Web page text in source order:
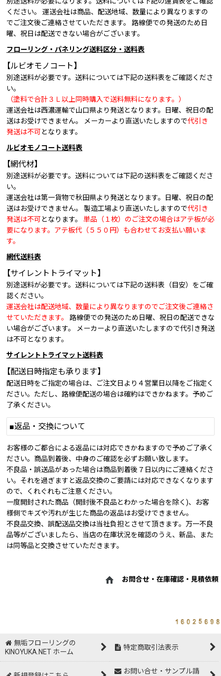
ください。 運送会社は商品、配送地域、数量により異なりますの
でご注文後ご連絡させていただきます。 路線便での発送のため日
曜、祝日は配送できない場合がございます。
フローリング・パネリング送料区分・送料表
【ルビオモノコート】
別途送料が必要です。送料については下記の送料表をご確認くださ
い。
（塗料で合計３Ｌ以上同時購入で送料無料になります。）
運送会社は西濃運輸で山口県より発送となります。日曜、祝日の配
送はお受けできません。 メーカーより直送いたしますので代引き
発送は不可となります。
ルビオモノコート送料表
【網代材】
別途送料が必要です。送料については下記の送料表をご確認くださ
い。
運送会社は第一貨物で秋田県より発送となります。日曜、祝日の配
送はお受けできません。 製造工場より直送いたしますので代引き
発送は不可となります。 単品（１枚）のご注文の場合はアテ板が必
要になります。アテ板代（５５０円）も合わせてお支払い願いま
す。
網代送料表
【サイレントトライマット】
別途送料が必要です。送料については下記の送料表（目安）をご確
認ください。
運送会社は配送地域、数量により異なりますのでご注文後ご連絡さ
せていただきます。
路線便での発送のため日曜、祝日の配送できな
い場合がございます。 メーカーより直送いたしますので代引き発送
は不可となります。
サイレントトライマット送料表
【配送日時指定も承ります】
配送日時をご指定の場合は、ご注文日より４営業日以降をご指定く
ださい。ただし、路線便配送の場合は確約はできかねます。予めご
了承ください。
■返品・交換について
お客様のご都合による返品には対応できかねますので予めご了承く
ださい。商品到着後、中身のご確認を必ずお願い致します。
不良品・誤送品があった場合は商品到着後７日以内にご連絡くださ
い。それを過ぎますと返品交換のご要請には対応できなくなります
ので、くれぐれもご注意ください。
一度開封された商品（開封後不良品とわかった場合を除く)、お客
様側でキズや汚れが生じた商品の返品はお受けできません。
不良品交換、誤配送品交換は当社負担とさせて頂きます。万一不良
品等がございましたら、当店の在庫状況を確認のうえ、新品、また
は同等品と交換させていただきます。
お問合せ・在庫確認・見積依頼
無垢フローリングの
KINOYUKA.NET ホーム
特定商取引法表示
お問い合せ・サンプル請